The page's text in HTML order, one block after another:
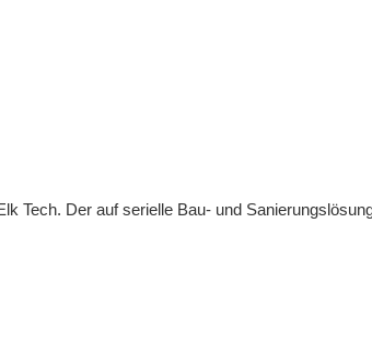
Tech. Der auf serielle Bau- und